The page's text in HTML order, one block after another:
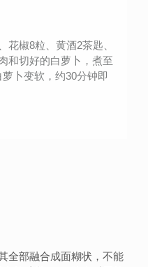
花椒8粒、黄酒2茶匙、
和切好的白萝卜，煮至
卜变软，约30分钟即
全部融合成面糊状，不能